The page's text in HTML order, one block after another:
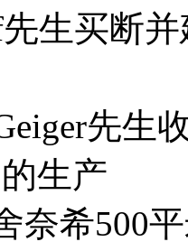
先生买断
先生
生产
奈希500